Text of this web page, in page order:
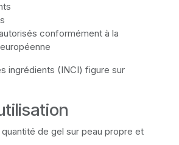
conformément à la
ingrédients (INCI) figure sur
de gel sur peau propre et